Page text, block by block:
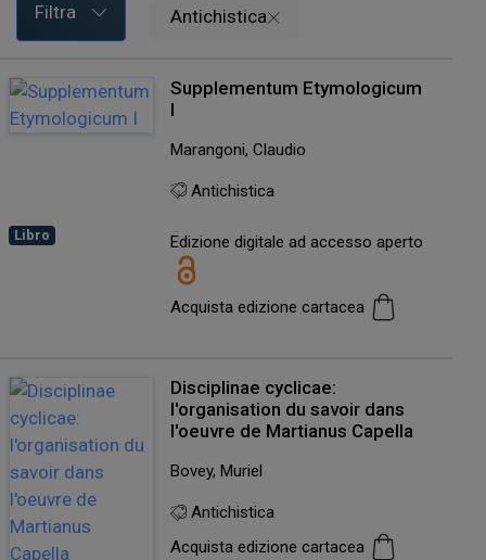
Filtra Antichistica
Libro
Supplementum Etymologicum
I
Marangoni, Claudio
Antichistica
Edizione digitale ad accesso aperto
Acquista edizione cartacea
Disciplinae cyclicae:
l'organisation du savoir dans
l'oeuvre de Martianus Capella
Bovey, Muriel
Antichistica
Acquista edizione cartacea